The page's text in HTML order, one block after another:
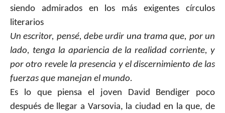
siendo admirados en los más exigentes círculos
literarios
Un escritor, pensé, debe urdir una trama que, por un
lado, tenga la apariencia de la realidad corriente, y
por otro revele la presencia y el discernimiento de las
fuerzas que manejan el mundo.
Es lo que piensa el joven David Bendiger poco
después de llegar a Varsovia, la ciudad en la que, de